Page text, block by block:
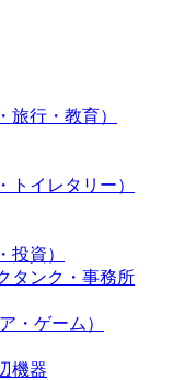
旅行・教育）
トイレタリー）
投資）
タンク・事務所
・ゲーム）
機器